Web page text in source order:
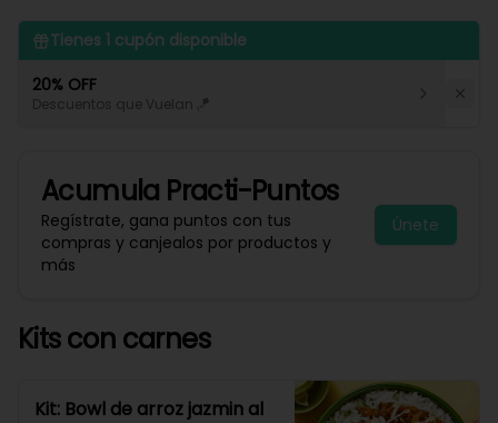
Tienes 1 cupón disponible
20% OFF
Descuentos que Vuelan 🪁
Acumula Practi-Puntos
Regístrate, gana puntos con tus
compras y canjealos por productos y
más
Únete
Kits con carnes
Kit: Bowl de arroz jazmin al